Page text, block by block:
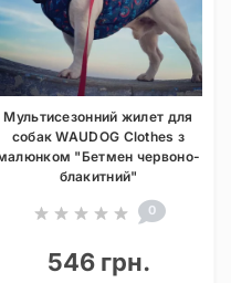
Мультисезонний жилет для
собак WAUDOG Clothes з
"Бетмен червоно-
блакитний"
0
546 грн.